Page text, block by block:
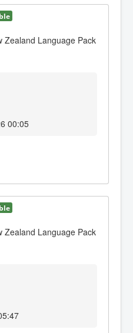
Zealand Language Pack
00:05
Zealand Language Pack